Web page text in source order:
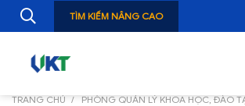
TÌM KIẾM NÂNG CAO
TRANG CHỦ PHÒNG QUẢN LÝ KHOA HỌC, ĐÀO